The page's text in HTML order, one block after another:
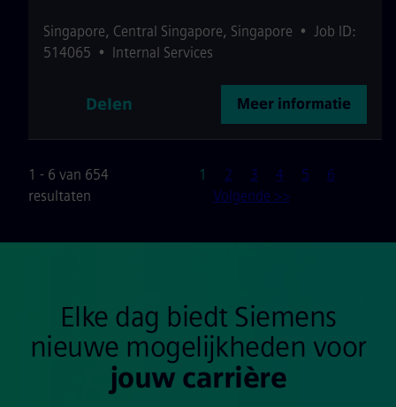
Singapore, Central Singapore, Singapore • Job ID:
514065 • Internal Services
Delen Meer informatie
1 - 6 van 654
resultaten
Pagina
1 2 3 4 5
6
Volgende >>
Elke dag biedt Siemens
nieuwe mogelijkheden voor
jouw carrière